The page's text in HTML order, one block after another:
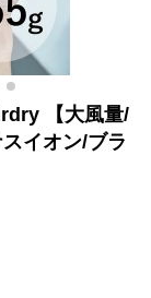
【大風量/
イオン/ブラ